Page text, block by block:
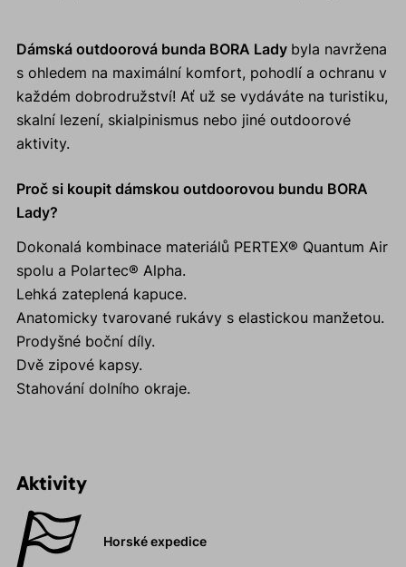
Dámská outdoorová bunda BORA Lady byla navržena
s ohledem na maximální komfort, pohodlí a ochranu v
každém dobrodružství! Ať už se vydáváte na turistiku,
skalní lezení, skialpinismus nebo jiné outdoorové
aktivity.
Proč si koupit dámskou outdoorovou bundu BORA
Lady?
Dokonalá kombinace materiálů PERTEX® Quantum Air
spolu a Polartec® Alpha.
Lehká zateplená kapuce.
Anatomicky tvarované rukávy s elastickou manžetou.
Prodyšné boční díly.
Dvě zipové kapsy.
Stahování dolního okraje.
Aktivity
Horské expedice